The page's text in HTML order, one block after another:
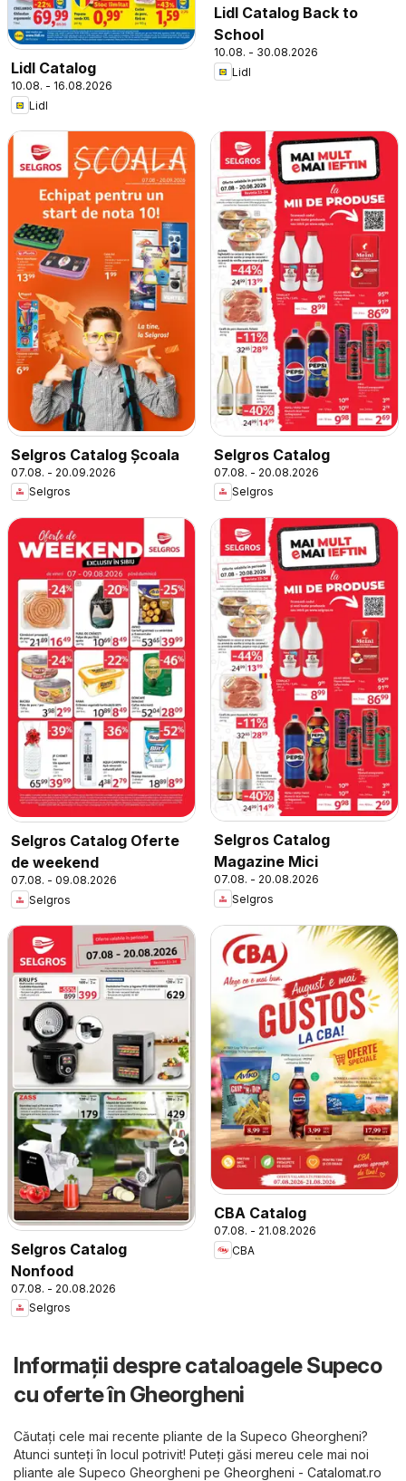
Lidl Catalog
10.08. - 16.08.2026
Lidl
Lidl Catalog Back to
School
10.08. - 30.08.2026
Lidl
Selgros Catalog Şcoala
07.08. - 20.09.2026
Selgros
Selgros Catalog
07.08. - 20.08.2026
Selgros
Selgros Catalog Oferte
de weekend
07.08. - 09.08.2026
Selgros
Selgros Catalog
Magazine Mici
07.08. - 20.08.2026
Selgros
Selgros Catalog
Nonfood
07.08. - 20.08.2026
Selgros
CBA Catalog
07.08. - 21.08.2026
CBA
Informații despre cataloagele Supeco
cu oferte în Gheorgheni
Căutați cele mai recente pliante de la Supeco Gheorgheni?
Atunci sunteți în locul potrivit! Puteți găsi mereu cele mai noi
pliante ale Supeco Gheorgheni pe Gheorgheni - Catalomat.ro